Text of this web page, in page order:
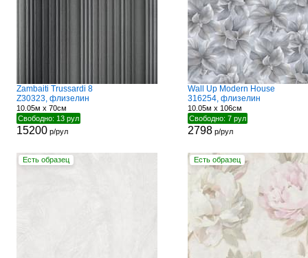
Zambaiti Trussardi 8
Z30323, флизелин
10.05м x 70см
Свободно: 13 рул
15200р/рул
Wall Up Modern House
316254, флизелин
10.05м x 106см
Свободно: 7 рул
2798р/рул
Есть образец Есть образец